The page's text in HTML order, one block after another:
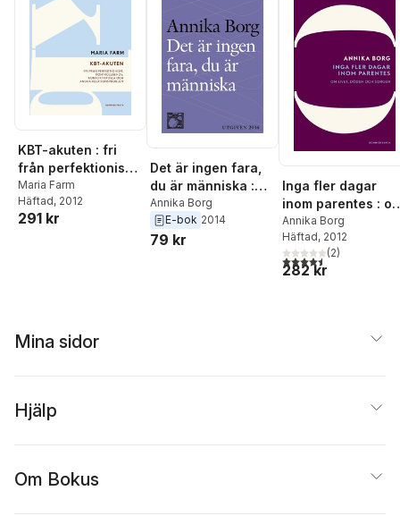
KBT-akuten : fri
från perfektionism,
kontrollbehov,
konflikträdsla och
andra
Maria Farm
Häftad, 2012
291 kr
Det är ingen fara,
du är människa :
livsbetraktelser
Annika Borg
E-bok 2014
79 kr
Inga fler dagar
inom parentes :
livet, döden och
sorgen
Annika Borg
Häftad, 2012
4,5utav 5 stjärnor.
(2)
282 kr
Mina sidor
Hjälp
Om Bokus